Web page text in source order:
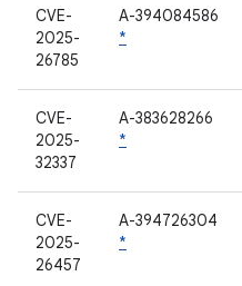
CVE-
2025-
26785
A-394084586
*
CVE-
2025-
32337
A-383628266
*
CVE-
2025-
26457
A-394726304
*